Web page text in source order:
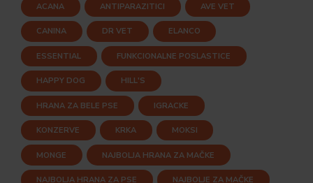
ACANA ANTIPARAZITICI AVE VET
CANINA DR VET ELANCO
ESSENTIAL FUNKCIONALNE POSLASTICE
HAPPY DOG HILL'S
HRANA ZA BELE PSE IGRACKE
KONZERVE KRKA MOKSI
MONGE NAJBOLJA HRANA ZA MAČKE
NAJBOLJA HRANA ZA PSE NAJBOLJE ZA MAČKE